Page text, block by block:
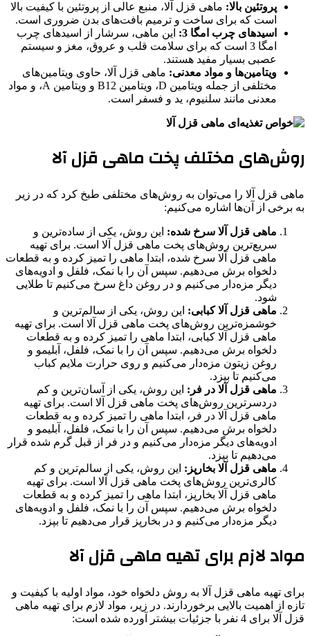
پروتئین بالا: ماهی قزل آلا، منبع عالی از پروتئین با کیفیت بالا
است که برای ساخت و ترمیم بافت‌های بدن ضروری است.
اسیدهای چرب امگا 3:
این ماهی، سرشار از اسیدهای چرب
امگا 3 است که برای سلامت قلب و عروق، مغز و سیستم
عصبی بسیار مفید هستند.
ویتامین‌ها و مواد معدنی: ماهی قزل آلا، حاوی ویتامین‌های
مختلفی از جمله ویتامین D، ویتامین B12 و ویتامین A، و مواد
معدنی مانند سلنیوم، ید و فسفر است.
روش‌های مختلف پخت ماهی قزل آلا
ماهی قزل آلا را می‌توان به روش‌های مختلفی طبخ کرد که در زیر
به برخی از آن‌ها اشاره می‌کنیم:
ماهی قزل آلا سرخ شده: این روش، یکی از ساده‌ترین و
سریع‌ترین روش‌های پخت ماهی قزل آلا است. برای تهیه
ماهی قزل آلا سرخ شده، ابتدا ماهی را تمیز کرده و به قطعات
دلخواه برش می‌دهیم. سپس آن را با نمک، فلفل و ادویه‌های
دیگر مزه‌دار می‌کنیم و در روغن داغ سرخ می‌کنیم تا طلایی
شود.
ماهی قزل آلا کبابی: این روش، یکی از سالم‌ترین و
خوشمزه‌ترین روش‌های پخت ماهی قزل آلا است. برای تهیه
ماهی قزل آلا کبابی، ابتدا ماهی را تمیز کرده و به قطعات
دلخواه برش می‌دهیم. سپس آن را با نمک، فلفل، آبلیمو و
روغن زیتون مزه‌دار می‌کنیم و روی حرارت ملایم کباب
می‌کنیم تا بپزد.
ماهی قزل آلا در فر: این روش، یکی از آسان‌ترین و کم
دردسرترین روش‌های پخت ماهی قزل آلا است. برای تهیه
ماهی قزل آلا در فر، ابتدا ماهی را تمیز کرده و به قطعات
دلخواه برش می‌دهیم. سپس آن را با نمک، فلفل، آبلیمو و
ادویه‌های دیگر مزه‌دار می‌کنیم و در فر از قبل گرم شده قرار
می‌دهیم تا بپزد.
ماهی قزل آلا بخارپز: این روش، یکی از سالم‌ترین و کم
کالری‌ترین روش‌های پخت ماهی قزل آلا است. برای تهیه
ماهی قزل آلا بخارپز، ابتدا ماهی را تمیز کرده و به قطعات
دلخواه برش می‌دهیم. سپس آن را با نمک، فلفل و ادویه‌های
دیگر مزه‌دار می‌کنیم و در بخارپز قرار می‌دهیم تا بپزد.
مواد لازم برای تهیه ماهی قزل آلا
برای تهیه ماهی قزل آلا به روش دلخواه خود، مواد اولیه با کیفیت و
تازه از اهمیت بالایی برخوردارند. در زیر، مواد لازم برای تهیه ماهی
قزل آلا برای 4 نفر با جزئیات بیشتر آورده شده است: